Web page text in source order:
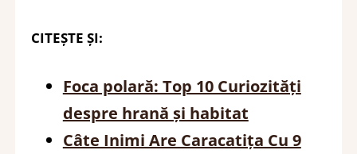
CITEȘTE ȘI:
Foca polară: Top 10 Curiozități
despre hrană și habitat
Câte Inimi Are Caracatița Cu 9